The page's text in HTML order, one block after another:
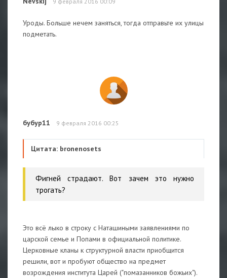
Уроды. Больше нечем заняться, тогда отправьте их улицы
подметать.
бубур11 9 февраля 2016 00:25
Цитата: bronenosets
Фигней страдают. Вот зачем это нужно
трогать?
Это всё лыко в строку с Наташиными заявлениями по
царской семье и Попами в официальной политике.
Церковные кланы к структурной власти приобщится
решили, вот и пробуют общество на предмет
возрождения института Царей ("помазанников божьих").